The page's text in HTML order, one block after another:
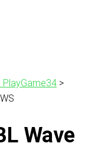
PlayGame34 >
Wave